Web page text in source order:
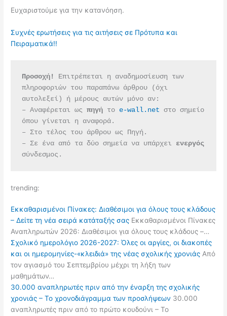
Ευχαριστούμε για την κατανόηση.
Συχνές ερωτήσεις για τις αιτήσεις σε Πρότυπα και
Πειραματικά!!
Προσοχή!
Επιτρέπεται η αναδημοσίευση των
πληροφοριών του παραπάνω άρθρου (όχι
αυτολεξεί) ή μέρους αυτών μόνο αν:
– Αναφέρεται ως πηγή το e-wall.net στο σημείο
όπου γίνεται η αναφορά.
– Στο τέλος του άρθρου ως Πηγή.
– Σε ένα από τα δύο σημεία να υπάρχει
σύνδεσμος.
trending:
Εκκαθαρισμένοι Πίνακες: Διαθέσιμοι για όλους τους κλάδους
– Δείτε τη νέα σειρά κατάταξής σας Εκκαθαρισμένοι Πίνακες
Αναπληρωτών 2026: Διαθέσιμοι για όλους τους κλάδους –…
Σχολικό ημερολόγιο 2026-2027: Όλες οι αργίες, οι διακοπές
και οι ημερομηνίες-«κλειδιά» της νέας σχολικής χρονιάς Από
τον αγιασμό του Σεπτεμβρίου μέχρι τη λήξη των
μαθημάτων…
30.000 αναπληρωτές πριν από την έναρξη της σχολικής
χρονιάς – Το χρονοδιάγραμμα των προσλήψεων 30.000
αναπληρωτές πριν από το πρώτο κουδούνι – Το